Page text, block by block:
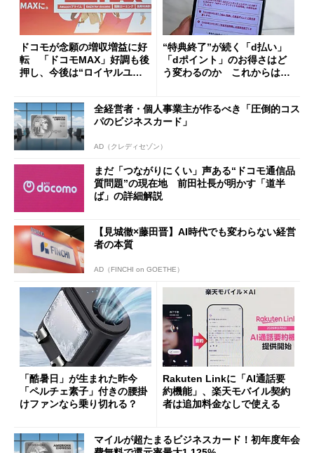
ドコモが念願の増収増益に好
転 「ドコモMAX」好調も後
押し、今後は“ロイヤルユー
“特典終了”が続く「d払い」
「dポイント」のお得さはど
う変わるのか これからは
全経営者・個人事業主が作るべき「圧倒的コス
パのビジネスカード」
AD（クレディセゾン）
まだ「つながりにくい」声ある“ドコモ通信品
質問題”の現在地 前田社長が明かす「道半
ば」の詳細解説
【見城徹×藤田晋】AI時代でも変わらない経営
者の本質
AD（FINCHI on GOETHE）
「酷暑日」が生まれた昨今
「ペルチェ素子」付きの腰掛
けファンなら乗り切れる？
Rakuten Linkに「AI通話要
約機能」、楽天モバイル契約
者は追加料金なしで使える
マイルが超たまるビジネスカード！初年度年会